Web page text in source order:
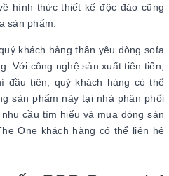
hình thức thiết kế độc đáo cũng
sản phẩm.
khách hàng thân yêu dòng sofa
Với công nghệ sản xuất tiên tiến,
đầu tiên, quý khách hàng có thể
sản phẩm này tại nhà phân phối
cầu tìm hiểu và mua dòng sản
One khách hàng có thể liên hệ